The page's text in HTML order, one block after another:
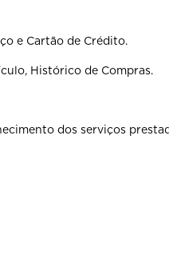
e Cartão de Crédito.
Histórico de Compras.
dos serviços